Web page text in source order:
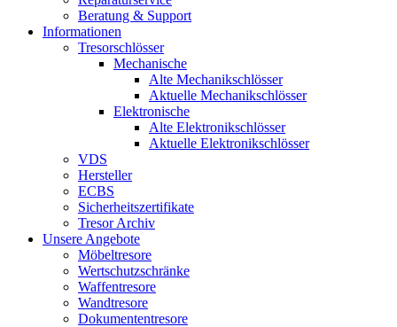
Beratung & Support
Informationen
Tresorschlösser
Mechanische
Alte Mechanikschlösser
Aktuelle Mechanikschlösser
Elektronische
Alte Elektronikschlösser
Aktuelle Elektronikschlösser
VDS
Hersteller
ECBS
Sicherheitszertifikate
Tresor Archiv
Unsere Angebote
Möbeltresore
Wertschutzschränke
Waffentresore
Wandtresore
Dokumententresore